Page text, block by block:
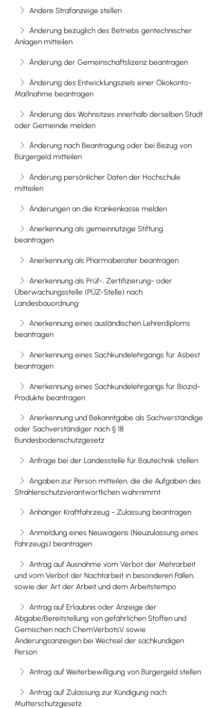
Andere Strafanzeige stellen
Änderung bezüglich des Betriebs gentechnischer
Anlagen mitteilen
Änderung der Gemeinschaftslizenz beantragen
Änderung des Entwicklungsziels einer Ökokonto-
Maßnahme beantragen
Änderung des Wohnsitzes innerhalb derselben Stadt
oder Gemeinde melden
Änderung nach Beantragung oder bei Bezug von
Bürgergeld mitteilen
Änderung persönlicher Daten der Hochschule
mitteilen
Änderungen an die Krankenkasse melden
Anerkennung als gemeinnützige Stiftung
beantragen
Anerkennung als Pharmaberater beantragen
Anerkennung als Prüf-, Zertifizierung- oder
Überwachungsstelle (PÜZ-Stelle) nach
Landesbauordnung
Anerkennung eines ausländischen Lehrerdiploms
beantragen
Anerkennung eines Sachkundelehrgangs für Asbest
beantragen
Anerkennung eines Sachkundelehrgangs für Biozid-
Produkte beantragen
Anerkennung und Bekanntgabe als Sachverständige
oder Sachverständiger nach § 18
Bundesbodenschutzgesetz
Anfrage bei der Landesstelle für Bautechnik stellen
Angaben zur Person mitteilen, die die Aufgaben des
Strahlenschutzverantwortlichen wahrnimmt
Anhänger Kraftfahrzeug - Zulassung beantragen
Anmeldung eines Neuwagens (Neuzulassung eines
Fahrzeugs) beantragen
Antrag auf Ausnahme vom Verbot der Mehrarbeit
und vom Verbot der Nachtarbeit in besonderen Fällen,
sowie der Art der Arbeit und dem Arbeitstempo
Antrag auf Erlaubnis oder Anzeige der
Abgabe/Bereitstellung von gefährlichen Stoffen und
Gemischen nach ChemVerbotsV sowie
Änderungsanzeigen bei Wechsel der sachkundigen
Person
Antrag auf Weiterbewilligung von Bürgergeld stellen
Antrag auf Zulassung zur Kündigung nach
Mutterschutzgesetz